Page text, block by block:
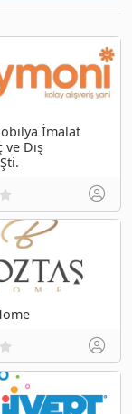
İmalat
ve Dış